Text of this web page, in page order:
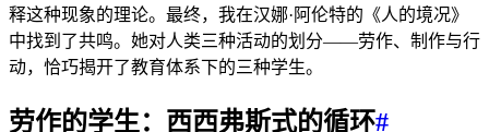
释这种现象的理论。最终，我在汉娜·阿伦特的《人的境况》
中找到了共鸣。她对人类三种活动的划分——劳作、制作与行
动，恰巧揭开了教育体系下的三种学生。
劳作的学生：西西弗斯式的循环#